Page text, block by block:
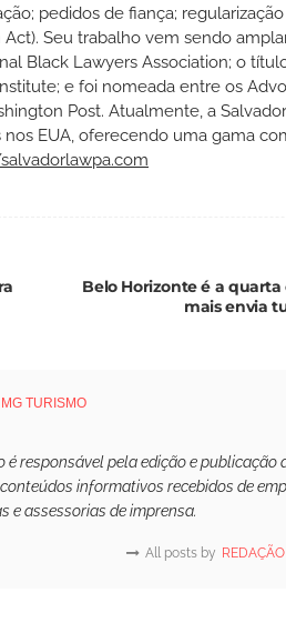
pedidos de fiança;
Seu trabalho vem sendo
Black Lawyers Association; o
e foi nomeada entre os
Post. Atualmente, a
EUA, oferecendo uma gama
Belo Horizonte é a
mais envia
TURISMO
é responsável pela edição e publicação
informativos recebidos de
e assessorias de imprensa.
All posts by